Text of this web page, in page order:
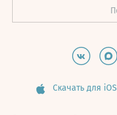
Скачать для iOS